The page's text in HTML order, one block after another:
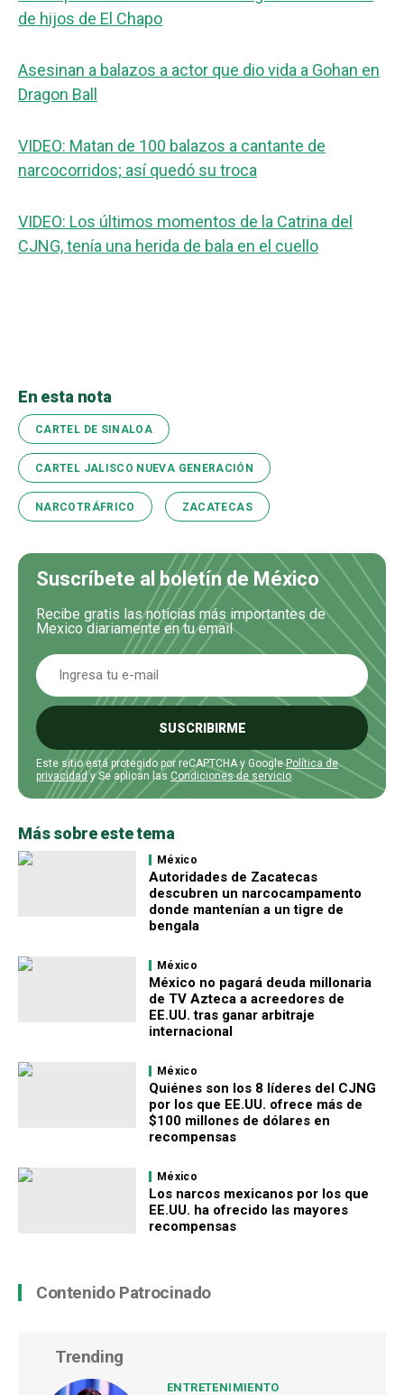
de hijos de El Chapo
Asesinan a balazos a actor que dio vida a Gohan en
Dragon Ball
VIDEO: Matan de 100 balazos a cantante de
narcocorridos; así quedó su troca
VIDEO: Los últimos momentos de la Catrina del
CJNG, tenía una herida de bala en el cuello
En esta nota
CARTEL DE SINALOA
CARTEL JALISCO NUEVA GENERACIÓN
NARCOTRÁFRICO ZACATECAS
Suscríbete al boletín de México
Recibe gratis las noticias más importantes de
Mexico diariamente en tu email
SUSCRIBIRME
Este sitio está protegido por reCAPTCHA y GooglePolítica de
privacidady Se aplican las Condiciones de servicio
Más sobre este tema
México
Autoridades de Zacatecas
descubren un narcocampamento
donde mantenían a un tigre de
bengala
México
México no pagará deuda millonaria
de TV Azteca a acreedores de
EE.UU. tras ganar arbitraje
internacional
México
Quiénes son los 8 líderes del CJNG
por los que EE.UU. ofrece más de
$100 millones de dólares en
recompensas
México
Los narcos mexicanos por los que
EE.UU. ha ofrecido las mayores
recompensas
Contenido Patrocinado
Trending
ENTRETENIMIENTO